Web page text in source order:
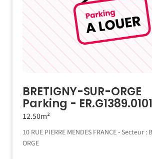
BRETIGNY-SUR-ORGE
Parking -
12.50m²
10 RUE PIERRE MENDES FRANCE - Secteur :
ORGE